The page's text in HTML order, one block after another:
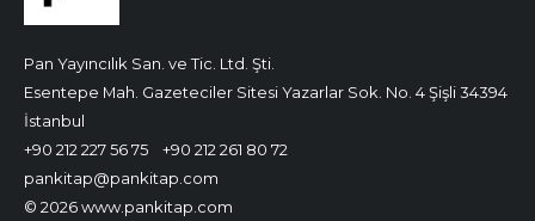
Pan Yayıncılık San. ve Tic. Ltd. Şti.
Esentepe Mah. Gazeteciler Sitesi Yazarlar Sok. No. 4 Şişli 34394
İstanbul
+90 212 227 56 75
+90 212 261 80 72
pankitap@pankitap.com
© 2026 www.pankitap.com